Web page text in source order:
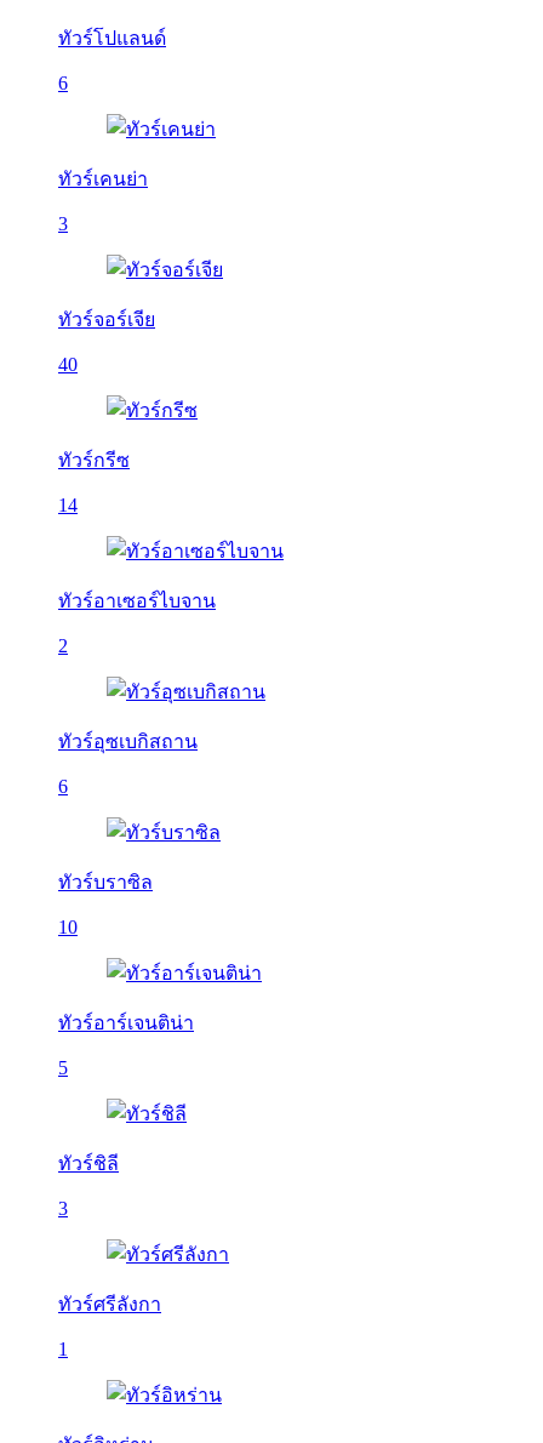
ทัวร์โปแลนด์
6
ทัวร์เคนย่า
3
ทัวร์จอร์เจีย
40
ทัวร์กรีซ
14
ทัวร์อาเซอร์ไบจาน
2
ทัวร์อุซเบกิสถาน
6
ทัวร์บราซิล
10
ทัวร์อาร์เจนติน่า
5
ทัวร์ชิลี
3
ทัวร์ศรีลังกา
1